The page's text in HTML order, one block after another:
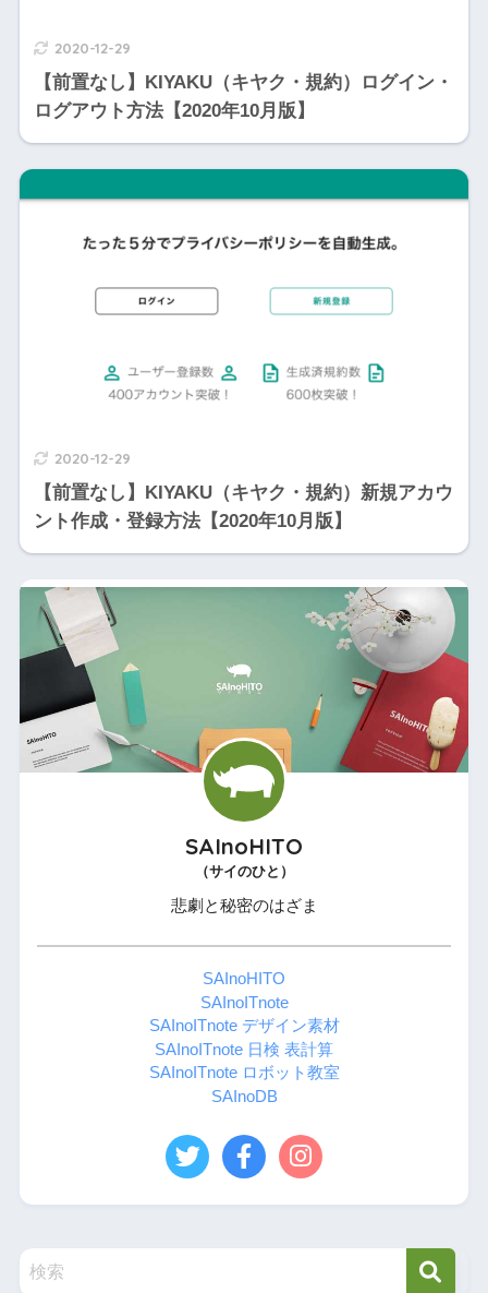
2020-12-29
【前置なし】KIYAKU（キヤク・規約）ログイン・
ログアウト方法【2020年10月版】
2020-12-29
【前置なし】KIYAKU（キヤク・規約）新規アカウ
ント作成・登録方法【2020年10月版】
SAInoHITO
（サイのひと）
悲劇と秘密のはざま
SAInoHITO
SAInoITnote
SAInoITnote デザイン素材
SAInoITnote 日検 表計算
SAInoITnote ロボット教室
SAInoDB